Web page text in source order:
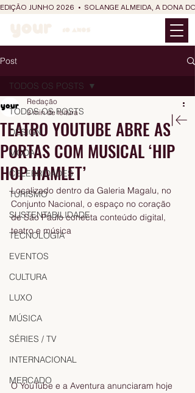
EDIÇÃO JUNHO 2026  •  SOLANGE ALMEIDA, A DONA
Post
TODOS OS POSTS
DESIGN
MODA
CELEBRIDADES
TURISMO
SUSTENTABILIDADE
TECNOLOGIA
EVENTOS
CULTURA
LUXO
MÚSICA
SÉRIES / TV
INTERNACIONAL
MERCADO
TODOS OS POSTS
TEATRO YOUTUBE ABRE AS
PORTAS COM MUSICAL ‘HIP
HOP HAMLET’
Redação
3 min de leitura
Localizado dentro da Galeria Magalu, no
Conjunto Nacional, o espaço no coração
de São Paulo conecta conteúdo digital,
teatro e música
O YouTube e a Aventura anunciaram hoje